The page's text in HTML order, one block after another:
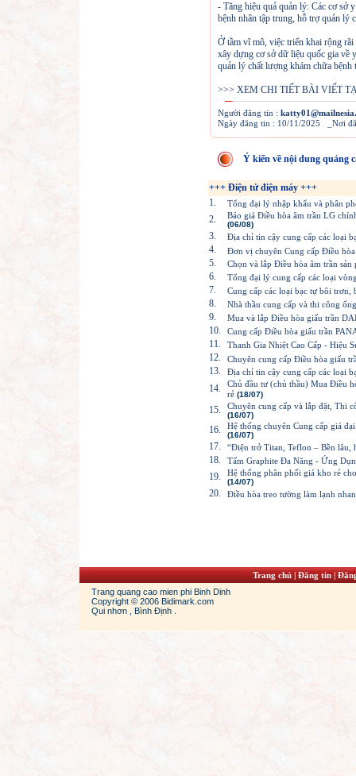
- Tăng hiệu quả quản lý: Các cơ sở
bệnh nhân tập trung, hỗ trợ quản lý
Ở tầm vĩ mô, việc triển khai rộng
xây dựng cơ sở dữ liệu quốc gia về
quản lý chất lượng khám chữa bệnh
>>> XEM CHI TIẾT BÀI VIẾT
Người đăng tin :
Ngày đăng tin : 10/11/2025 _Nơi
Ý kiến về nội dung quảng
+++ Điện tử điện máy +++
1.
Tổng đại lý nhập khẩu và phân
2. Báo giá Điều hòa âm trần LG
(06/08)
3. Địa chỉ tin cậy cung cấp các loại
4. Đơn vị chuyên Cung cấp Điều
5. Chọn và lắp Điều hòa âm trần sản
6. Tổng đại lý cung cấp các loại
7. Cung cấp các loại bạc tự bôi trơn,
8. Nhà thầu cung cấp và thi công
9. Mua và lắp Điều hòa giấu trần
10. Cung cấp Điều hòa giấu trần
11. Thanh Gia Nhiệt Cao Cấp - Hiệu
12. Chuyên cung cấp Điều hòa giấu
13. Địa chỉ tin cậy cung cấp các loại
14.
Chủ đầu tư (chủ thầu) Mua Điều
rẻ (18/07)
15. Chuyên cung cấp và lắp đặt, Thi
(16/07)
16. Hệ thống chuyên Cung cấp giá
(16/07)
17. “Điện trở Titan, Teflon – Bền lâu,
18. Tấm Graphite Đa Năng - Ứng
19. Hệ thống phân phối giá kho rẻ
(14/07)
20. Điều hòa treo tường làm lạnh
Trang chủ|Đăng tin|
Trang quang cao mien phi Binh Dinh
Copyright © 2006 Bidimark.com
Qui nhơn , Bình Định .